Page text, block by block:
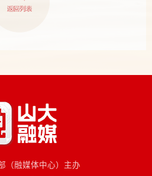
（融媒体中心）主办